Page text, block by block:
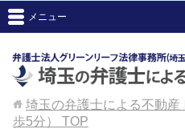
メニュー
埼玉の弁護士による不動
歩5分）
TOP